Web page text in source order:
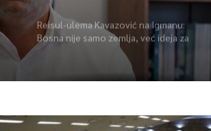
Reisul-ulema Kavazović na Igmanu:
Bosna nije samo zemlja, već ideja za